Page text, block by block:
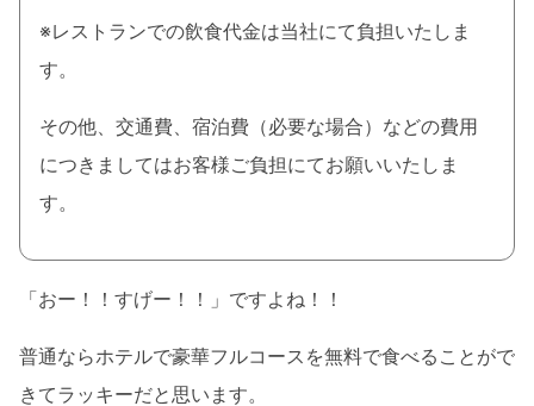
※レストランでの飲食代金は当社にて負担いたしま
す。
その他、交通費、宿泊費（必要な場合）などの費用
につきましてはお客様ご負担にてお願いいたしま
す。
「おー！！すげー！！」ですよね！！
普通ならホテルで豪華フルコースを無料で食べることがで
きてラッキーだと思います。